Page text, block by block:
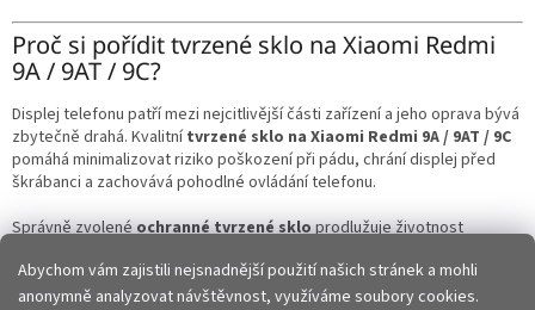
Abychom vám zajistili nejsnadnější použití našich stránek a mohli
anonymně analyzovat návštěvnost, využíváme soubory cookies.
Proč si pořídit tvrzené sklo na Xiaomi Redmi
9A / 9AT / 9C?
Displej telefonu patří mezi nejcitlivější části zařízení a jeho oprava bývá
zbytečně drahá. Kvalitnítvrzené sklo na Xiaomi Redmi 9A / 9AT / 9C
pomáhá minimalizovat riziko poškození při pádu, chrání displej před
škrábanci a zachovává pohodlné ovládání telefonu.
Správně zvolenéochranné tvrzené skloprodlužuje životnost
každodenním používání.